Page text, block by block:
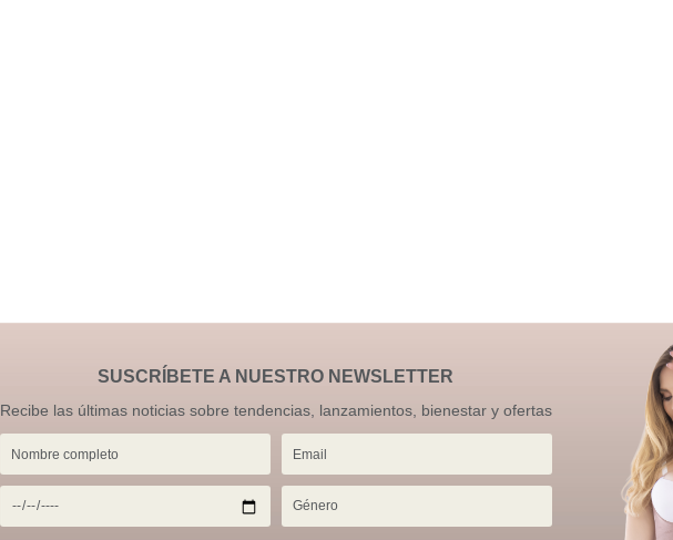
SUSCRÍBETE A NUESTRO NEWSLETTER
Recibe las últimas noticias sobre tendencias, lanzamientos, bienestar y ofertas